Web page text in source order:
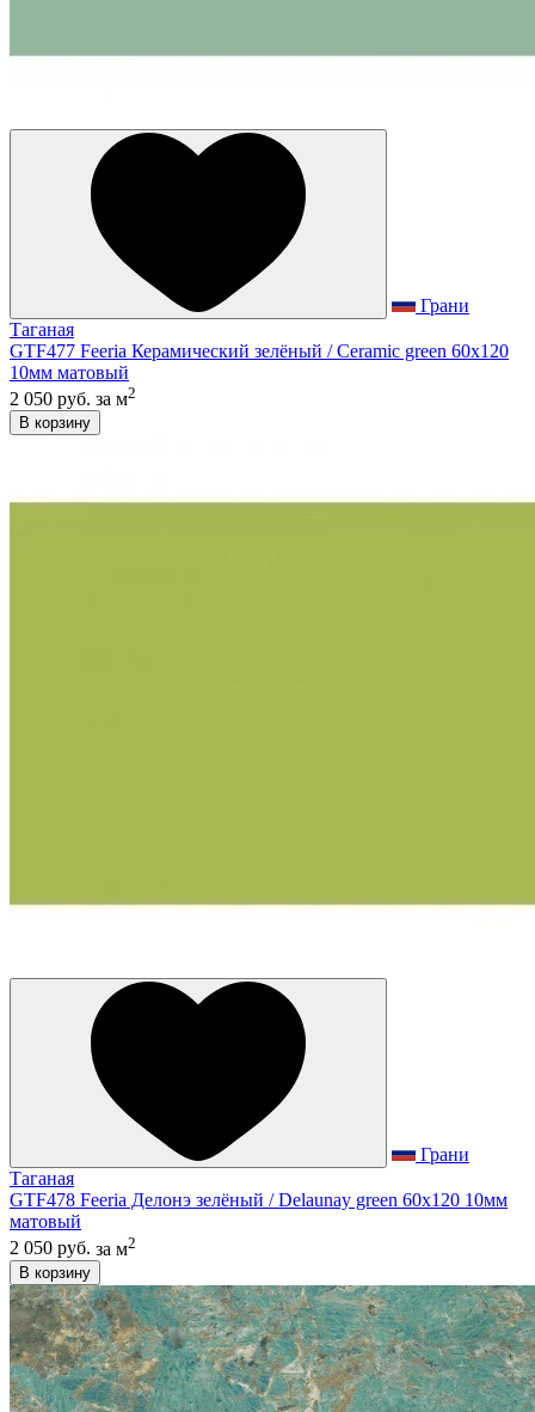
Грани
Таганая
GTF477 Feeria Керамический зелёный / Ceramic green 60х120
10мм матовый
2 050 руб. за м2
В корзину
Грани
Таганая
GTF478 Feeria Делонэ зелёный / Delaunay green 60х120 10мм
матовый
2 050 руб. за м2
В корзину